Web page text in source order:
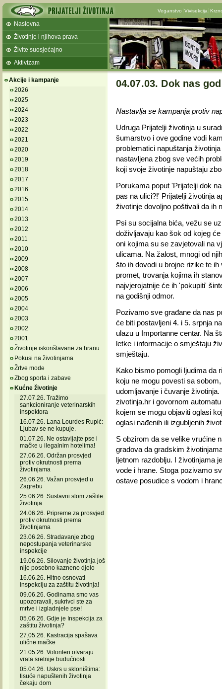
Veganstvo Vivisekcija
Naslovna
Životinje i njihova prava
Živite suosjećajno
Aktivizam
Akcije i kampanje
2026
2025
2024
2023
2022
2021
2020
2019
2018
2017
2016
2015
2014
2013
2012
2011
2010
2009
2008
2007
2006
2005
2004
2003
2002
2001
Životinje iskorištavane za hranu
Pokusi na životinjama
Žrtve mode
Zbog sporta i zabave
Kućne životinje
27.07.26. Tražimo
sankcioniranje veterinarskih
inspektora
16.07.26. Lana Lourdes Rupić:
Ljubav se ne kupuje.
01.07.26. Ne ostavljajte pse i
mačke u ilegalnim hotelima!
27.06.26. Održan prosvjed
protiv okrutnosti prema
životinjama
26.06.26. Važan prosvjed u
Zagrebu
25.06.26. Sustavni slom zaštite
životinja
24.06.26. Pripreme za prosvjed
protiv okrutnosti prema
životinjama
23.06.26. Stradavanje zbog
nepostupanja veterinarske
inspekcije
19.06.26. Silovanje životinja još
nije posebno kazneno djelo
16.06.26. Hitno osnovati
inspekciju za zaštitu životinja!
09.06.26. Godinama smo vas
upozoravali, sukrivci ste za
mrtve i izgladnjele pse!
05.06.26. Gdje je Inspekcija za
zaštitu životinja?
27.05.26. Kastracija spašava
ulične mačke
21.05.26. Volonteri otvaraju
vrata sretnije budućnosti
05.04.26. Uskrs u skloništima:
tisuće napuštenih životinja
čekaju dom
04.07.03. Dok nas
Nastavlja se kampanja protiv
Udruga Prijatelji životinja u
šumarstvo i ove godine vodi
problematici napuštanja
nastavljena zbog sve većih
koji svoje životinje napuštaju
Porukama poput 'Prijatelji dok
pas na ulici?!' Prijatelji životinja
životinje dovoljno poštivali da ih
Psi su socijalna bića, vežu se
doživljavaju kao šok od kojeg
oni kojima su se zavjetovali na
ulicama. Na žalost, mnogi od
što ih dovodi u brojne rizike te
promet, trovanja kojima ih
najvjerojatnije će ih 'pokupiti'
na godišnji odmor.
Pozivamo sve građane da nas
će biti postavljeni 4. i 5. srpnja
ulazu u Importanne centar. Na
letke i informacije o smještaju
smještaju.
Kako bismo pomogli ljudima da
koju ne mogu povesti sa
udomljavanje i čuvanje
zivotinja.hr i govornom
kojem se mogu objaviti oglasi
oglasi nađenih ili izgubljenih
S obzirom da se velike vrućine
gradova da gradskim
ljetnom razdoblju. I životinjama
vode i hrane. Stoga pozivamo
ostave posudice s vodom i